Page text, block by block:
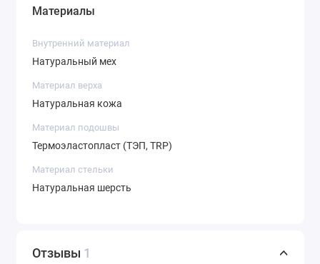
Материалы
Внутренний материал
Натуральный мех
Материал верха
Натуральная кожа
Материал подошвы
Термоэластопласт (ТЭП, TRP)
Материал стельки
Натуральная шерсть
Отзывы 1